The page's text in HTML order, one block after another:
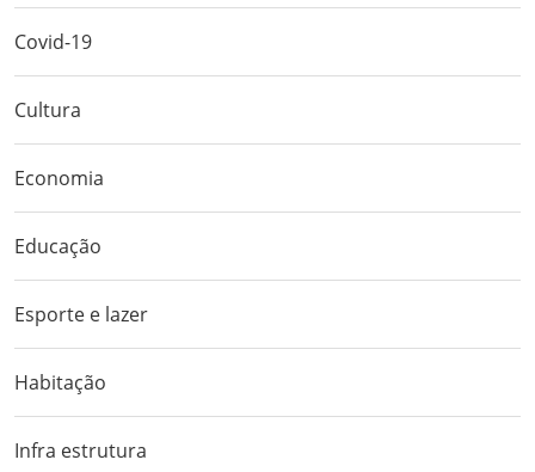
Covid-19
Cultura
Economia
Educação
Esporte e lazer
Habitação
Infra estrutura